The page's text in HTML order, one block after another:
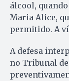
álcool,
Maria Alice,
permitido. A
A defesa
no Tribunal